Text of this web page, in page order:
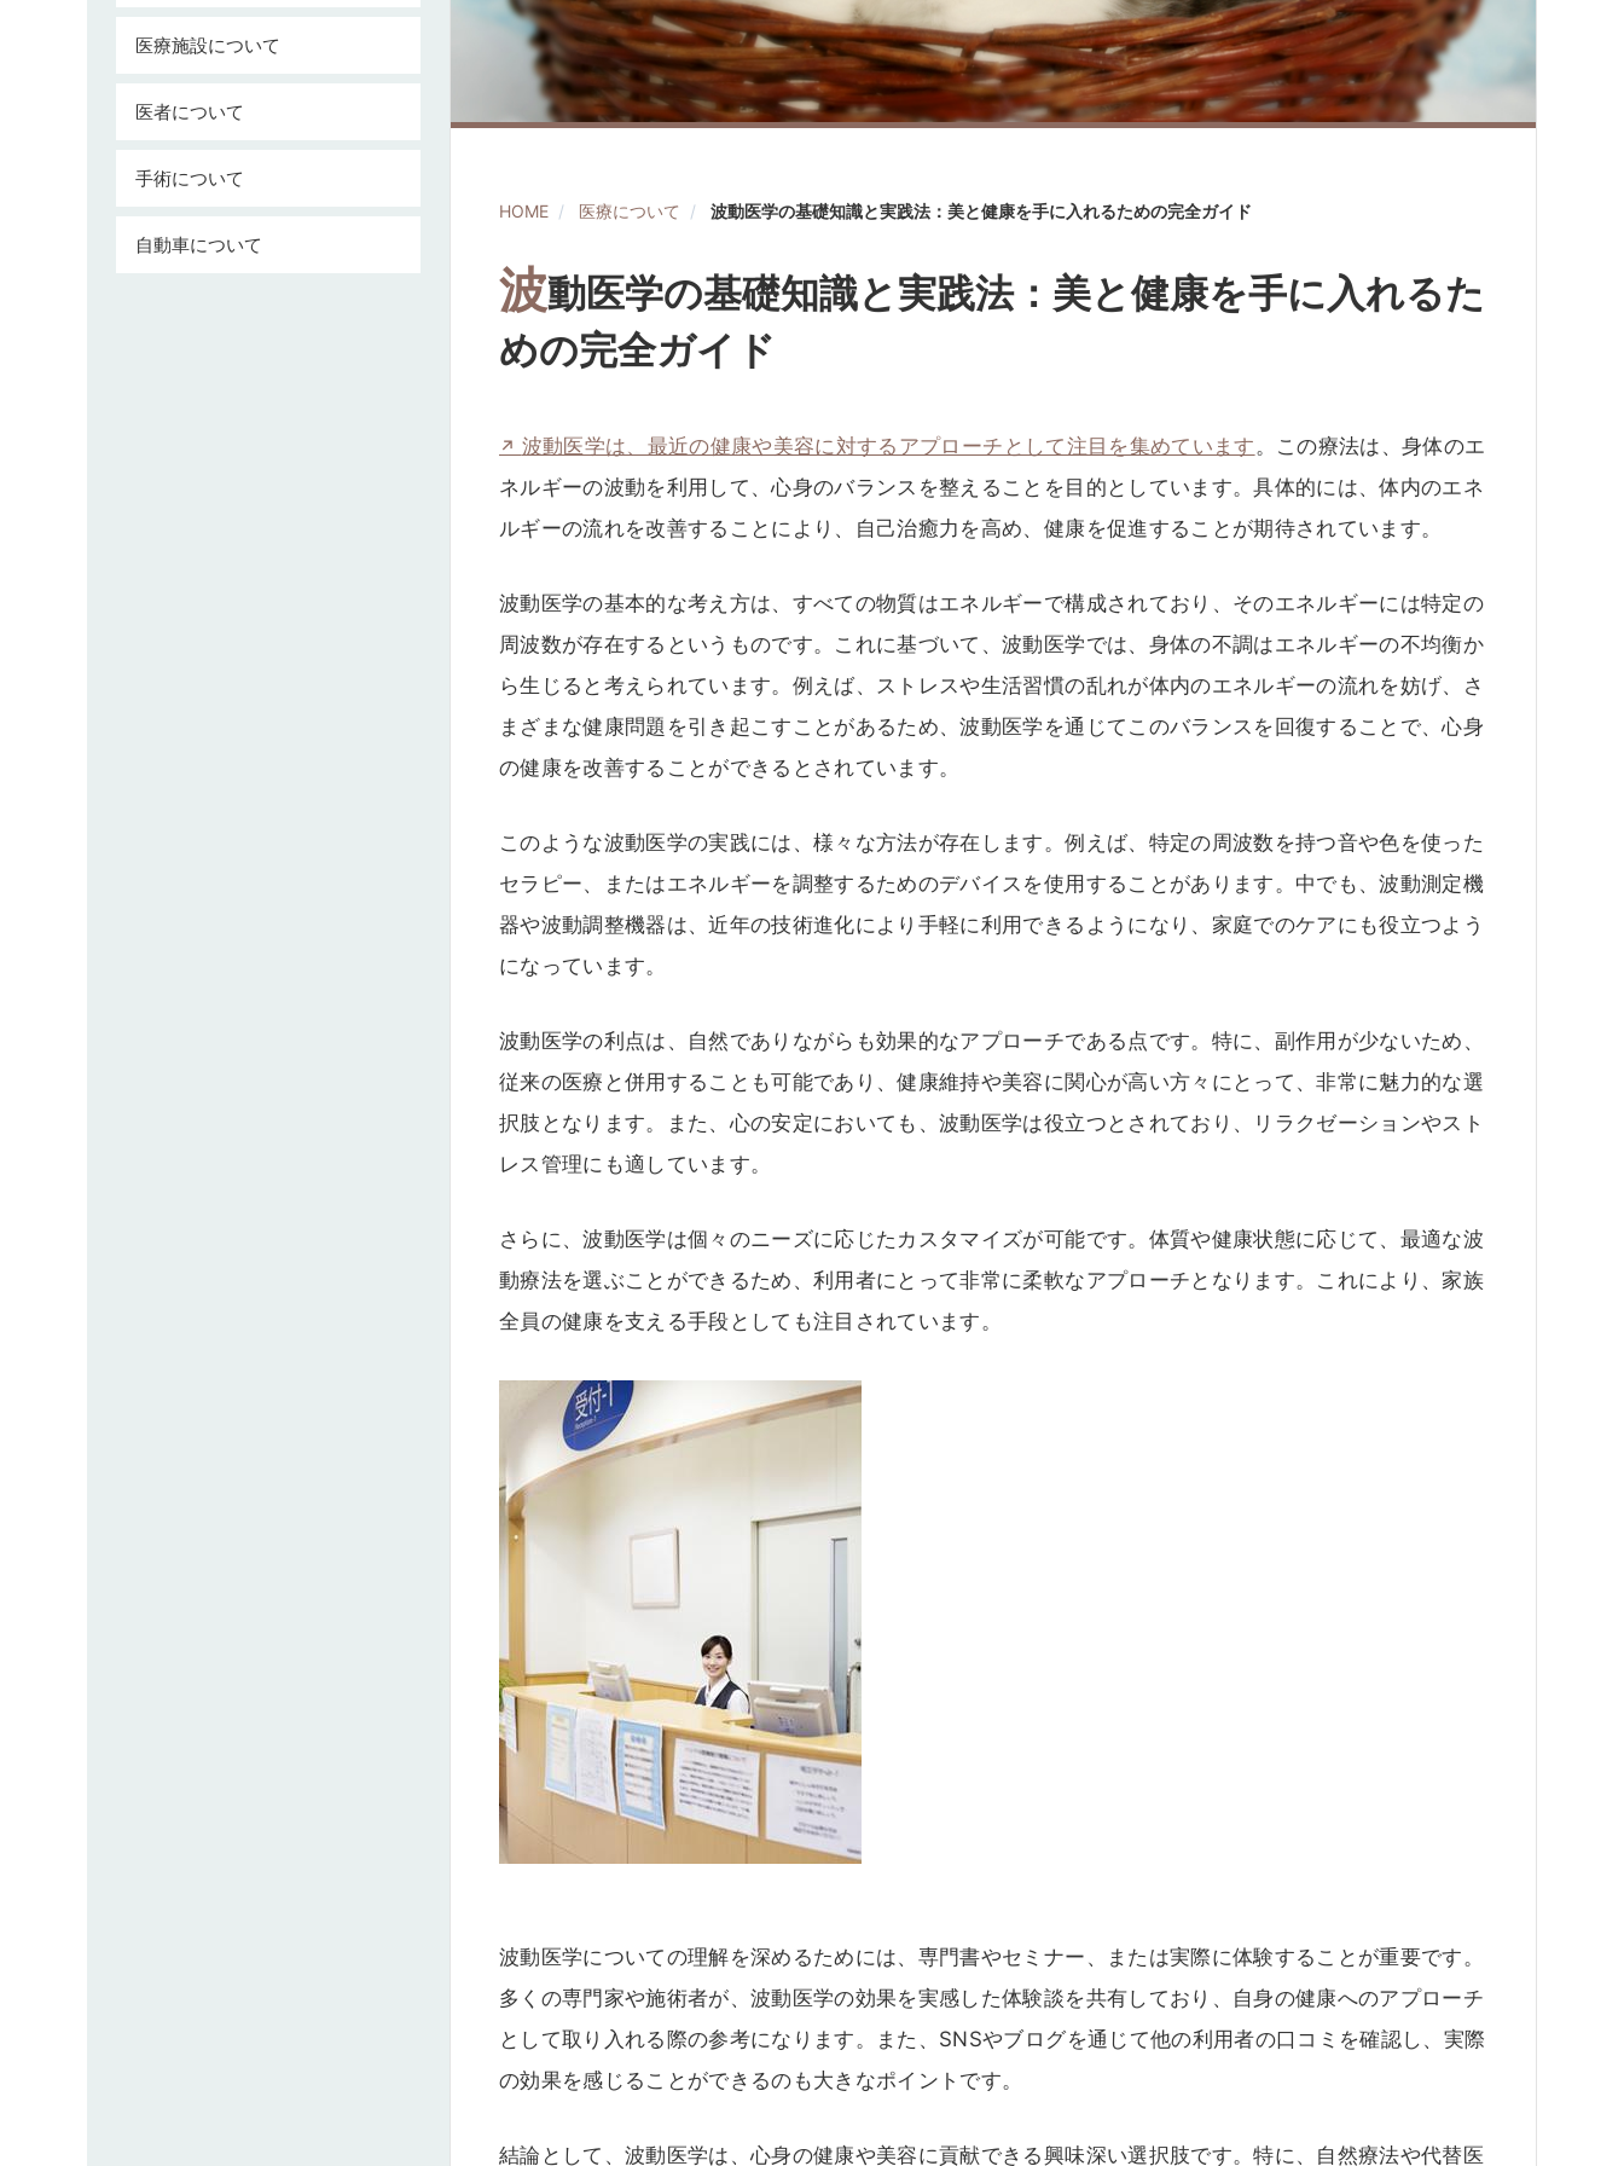
HOME 医療について 波動医学の基礎知識と実践法：美と健康を手に入れるための完全ガイド
波動医学の基礎知識と実践法：美と健康を手に入れるた
めの完全ガイド
波動医学は、最近の健康や美容に対するアプローチとして注目を集めています。この療法は、身体のエ
ネルギーの波動を利用して、心身のバランスを整えることを目的としています。具体的には、体内のエネ
ルギーの流れを改善することにより、自己治癒力を高め、健康を促進することが期待されています。
波動医学の基本的な考え方は、すべての物質はエネルギーで構成されており、そのエネルギーには特定の
周波数が存在するというものです。これに基づいて、波動医学では、身体の不調はエネルギーの不均衡か
ら生じると考えられています。例えば、ストレスや生活習慣の乱れが体内のエネルギーの流れを妨げ、さ
まざまな健康問題を引き起こすことがあるため、波動医学を通じてこのバランスを回復することで、心身
の健康を改善することができるとされています。
このような波動医学の実践には、様々な方法が存在します。例えば、特定の周波数を持つ音や色を使った
セラピー、またはエネルギーを調整するためのデバイスを使用することがあります。中でも、波動測定機
器や波動調整機器は、近年の技術進化により手軽に利用できるようになり、家庭でのケアにも役立つよう
になっています。
波動医学の利点は、自然でありながらも効果的なアプローチである点です。特に、副作用が少ないため、
従来の医療と併用することも可能であり、健康維持や美容に関心が高い方々にとって、非常に魅力的な選
択肢となります。また、心の安定においても、波動医学は役立つとされており、リラクゼーションやスト
レス管理にも適しています。
さらに、波動医学は個々のニーズに応じたカスタマイズが可能です。体質や健康状態に応じて、最適な波
動療法を選ぶことができるため、利用者にとって非常に柔軟なアプローチとなります。これにより、家族
全員の健康を支える手段としても注目されています。
波動医学についての理解を深めるためには、専門書やセミナー、または実際に体験することが重要です。
多くの専門家や施術者が、波動医学の効果を実感した体験談を共有しており、自身の健康へのアプローチ
として取り入れる際の参考になります。また、SNSやブログを通じて他の利用者の口コミを確認し、実際
の効果を感じることができるのも大きなポイントです。
結論として、波動医学は、心身の健康や美容に貢献できる興味深い選択肢です。特に、自然療法や代替医
医療施設について
医者について
手術について
自動車について